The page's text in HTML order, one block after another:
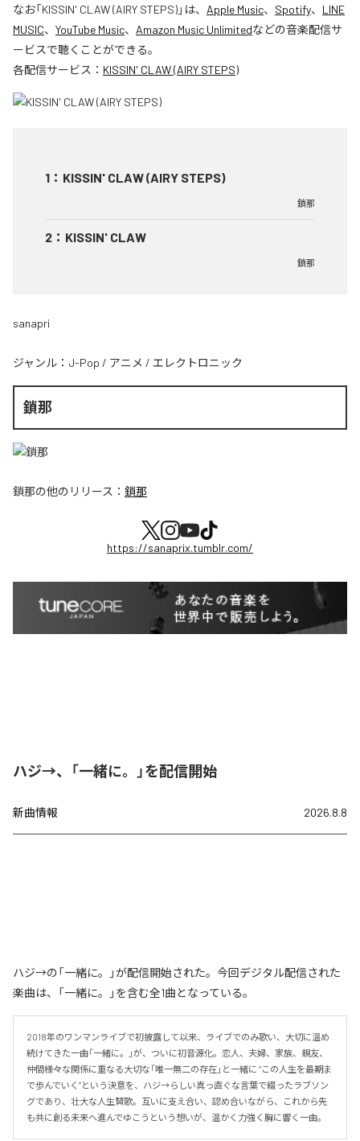
なお「KISSIN' CLAW (AIRY STEPS)」は、 Apple Music、 Spotify、 LINE
MUSIC、 YouTube Music、 Amazon Music Unlimitedなどの音楽配信サ
ービスで聴くことができる。
各配信サービス： KISSIN' CLAW (AIRY STEPS)
1 ： KISSIN' CLAW (AIRY STEPS)
鎖那
2 ： KISSIN' CLAW
鎖那
sanapri
ジャンル： J-Pop / アニメ / エレクトロニック
鎖那
鎖那の他のリリース： 鎖那
https://sanaprix.tumblr.com/
ハジ→、「一緒に。」を配信開始
新曲情報 2026.8.8
ハジ→の「一緒に。」が配信開始された。今回デジタル配信された
楽曲は、「一緒に。」を含む全1曲となっている。
2018年のワンマンライブで初披露して以来、ライブでのみ歌い、大切に温め
続けてきた一曲「一緒に。」が、ついに初音源化。恋人、夫婦、家族、親友、
仲間――様々な関係に重なる大切な「唯一無二の存在」と一緒に “この人生を最期ま
で歩んでいく”という決意を、ハジ→らしい真っ直ぐな言葉で綴ったラブソン
グであり、壮大な人生賛歌。互いに支え合い、認め合いながら、これから先
も共に創る未来へ進んでゆこうという想いが、温かく力強く胸に響く一曲。